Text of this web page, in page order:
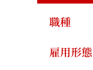
職種
雇用形態